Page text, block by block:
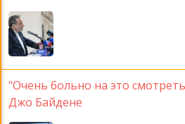
"Очень больно на это
Джо Байдене